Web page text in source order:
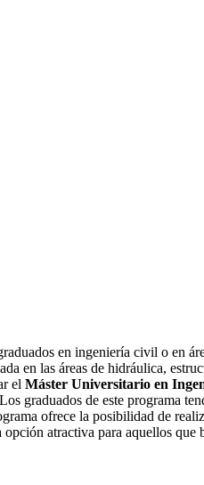
en ingeniería civil o en
en las áreas de hidráulica,
el Máster Universitario en
graduados de este programa
ofrece la posibilidad de
atractiva para aquellos que